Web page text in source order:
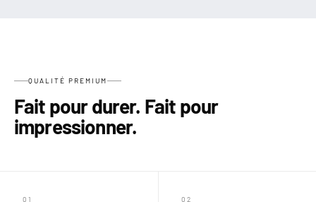
QUALITÉ PREMIUM
Fait pour durer. Fait pour
impressionner.
01 02